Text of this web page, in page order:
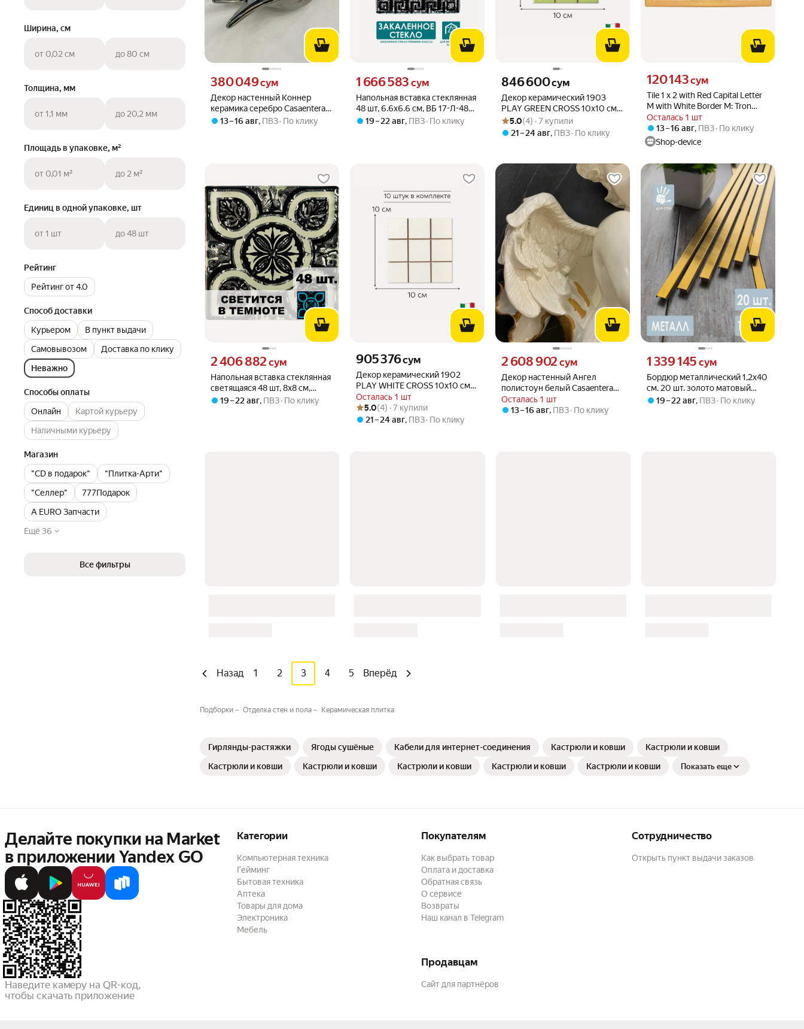
Ширина, см
от 0,02 см до 80 см
Толщина, мм
от 1,1 мм до 20,2 мм
Площадь в упаковке, м²
от 0,01 м² до 2 м²
Единиц в одной упаковке, шт
от 1 шт до 48 шт
Рейтинг
Рейтинг от 4.0
Способ доставки
Курьером
В пункт выдачи
Самовывозом
Доставка по клику
Неважно
Способы оплаты
Онлайн
Картой курьеру
Наличными курьеру
Магазин
"CD в подарок"
"Плитка-Арти"
"Селлер"
777Подарок
A EURO Запчасти
Ещё 36
Все фильтры
Декор настенный Коннер
керамика серебро Casaentera
17х9х9 см CE05-385318
Цена 380049 сум вместо
380 049сум
13 – 16 авг, ПВЗ По клику
Напольная вставка стеклянная
48 шт, 6.6х6.6 см, ВБ 17-Л-48
"Византия" платина
Цена 1666583 сум вместо
1 666 583 сум
19 – 22 авг, ПВЗ По клику
Декор керамический 1903
PLAY GREEN CROSS 10х10 см
(комплект 10 штук)
Цена 846600 сум вместо
846 600сум
Рейтинг товара: 5.0 из 5
Оценок: (4) · 7 купили
5.0(4) · 7 купили
21 – 24 авг, ПВЗ По клику
Tile 1 x 2 with Red Capital Letter
M with White Border M: Tron
Logo Pattern (Sticker) - Set
70620, 3069pb0607 Pearl Gold
U
Осталась 1 шт
Цена 120143 сум вместо
120 143сум
13 – 16 авг, ПВЗ По клику
Shop-device
Напольная вставка стеклянная
светящаяся 48 шт, 8х8 см,
"Орион НЕО" платина
Цена 2406882 сум вместо
2 406 882 сум
19 – 22 авг, ПВЗ По клику
Декор керамический 1902
PLAY WHITE CROSS 10х10 см
(комплект 10 штук)
Осталась 1 шт
Цена 905376 сум вместо
905 376сум
Рейтинг товара: 5.0 из 5
Оценок: (4) · 7 купили
5.0(4) · 7 купили
21 – 24 авг, ПВЗ По клику
Декор настенный Ангел
полистоун белый Casaentera
28х39 см правый CE12-7422168
Осталась 1 шт
Цена 2608902 сум вместо
2 608 902 сум
13 – 16 авг, ПВЗ По клику
Бордюр металлический 1,2х40
см. 20 шт. золото матовый
Роскошная мозаика
Цена 1339145 сум вместо
1 339 145 сум
19 – 22 авг, ПВЗ По клику
Назад 1 2 3 4 5 Вперёд
Подборки Отделка стен и пола Керамическая плитка
Гирлянды-растяжки Ягоды сушёные Кабели для интернет-соединения Кастрюли и ковши
Кастрюли и ковши
Кастрюли и ковши
Кастрюли и ковши Кастрюли и ковши Кастрюли и ковши Кастрюли и ковши Показать еще
Делайте покупки на Market
в приложении Yandex GO
Наведите камеру на QR-код,
чтобы скачать приложение
Категории
Компьютерная техника
Гейминг
Бытовая техника
Аптека
Товары для дома
Электроника
Мебель
Покупателям
Как выбрать товар
Оплата и доставка
Обратная связь
О сервисе
Возвраты
Наш канал в Telegram
Сотрудничество
Открыть пункт выдачи заказов
Продавцам
Сайт для партнёров